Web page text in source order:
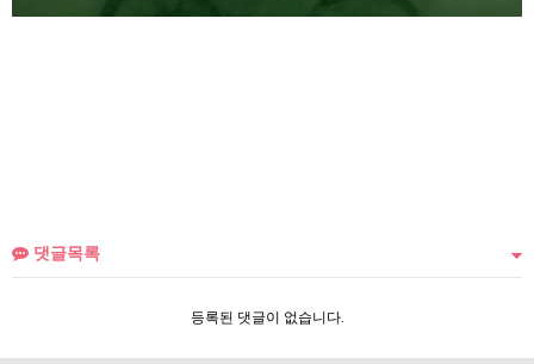
댓글목록
등록된 댓글이 없습니다.